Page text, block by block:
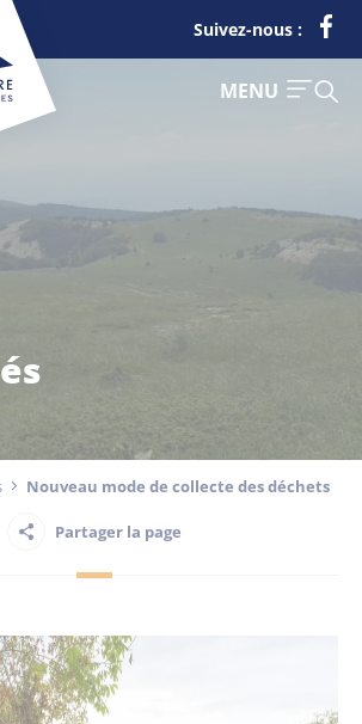
Suivez-nous :
Touriste
Entreprise
MENU
FERMER
Nouveau mode de collecte des déchets
Partager la page
Actualités
Maison France Services
panel